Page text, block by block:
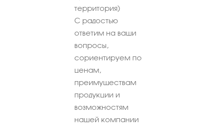
территория)
С радостью
ответим на ваши
вопросы,
сориентируем по
ценам,
преимуществам
продукции и
возможностям
нашей компании